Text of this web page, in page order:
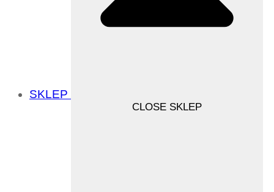
SKLEP
CLOSE SKLEP